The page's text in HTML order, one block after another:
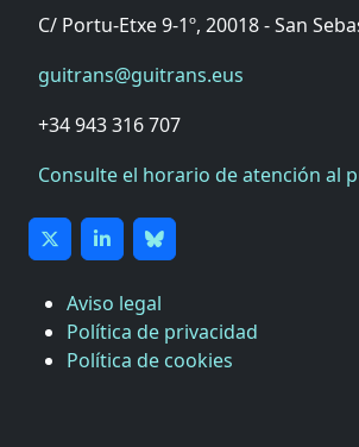
C/ Portu-Etxe 9-1º, 20018 - San
guitrans@guitrans.eus
+34 943 316 707
Consulte el horario de atención al
Aviso legal
Política de privacidad
Política de cookies